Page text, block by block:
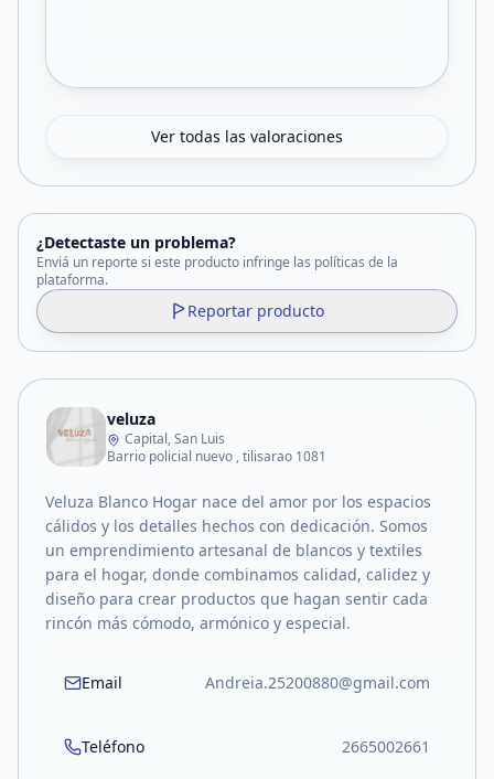
Ver todas las valoraciones
¿Detectaste un problema?
Enviá un reporte si este producto infringe las políticas de la
plataforma.
Reportar producto
veluza
Capital, San Luis
Barrio policial nuevo , tilisarao 1081
Veluza Blanco Hogar nace del amor por los espacios
cálidos y los detalles hechos con dedicación. Somos
un emprendimiento artesanal de blancos y textiles
para el hogar, donde combinamos calidad, calidez y
diseño para crear productos que hagan sentir cada
rincón más cómodo, armónico y especial.
Email Andreia.25200880@gmail.com
Teléfono 2665002661